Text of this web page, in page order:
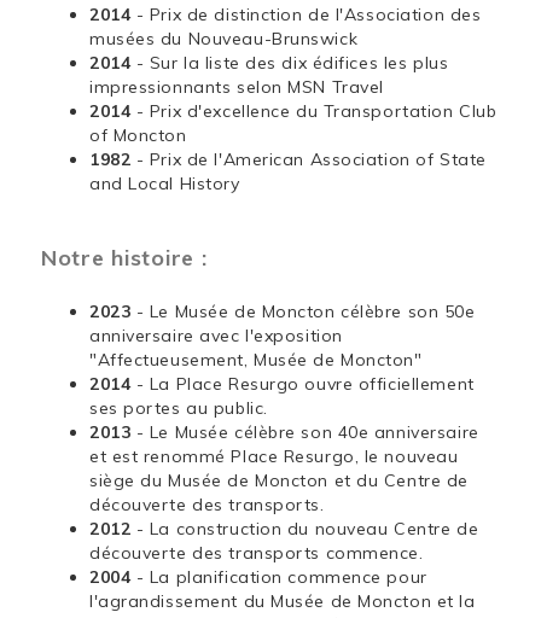
2014 - Prix de distinction de l'Association des
musées du Nouveau-Brunswick
2014 - Sur la liste des dix édifices les plus
impressionnants selon MSN Travel
2014 - Prix d'excellence du Transportation Club
of Moncton
1982 - Prix de l'American Association of State
and Local History
Notre histoire :
2023 - Le Musée de Moncton célèbre son 50e
anniversaire avec l'exposition
"Affectueusement, Musée de Moncton"
2014 - La Place Resurgo ouvre officiellement
ses portes au public.
2013 - Le Musée célèbre son 40e anniversaire
et est renommé Place Resurgo, le nouveau
siège du Musée de Moncton et du Centre de
découverte des transports.
2012 - La construction du nouveau Centre de
découverte des transports commence.
2004 - La planification commence pour
l'agrandissement du Musée de Moncton et la